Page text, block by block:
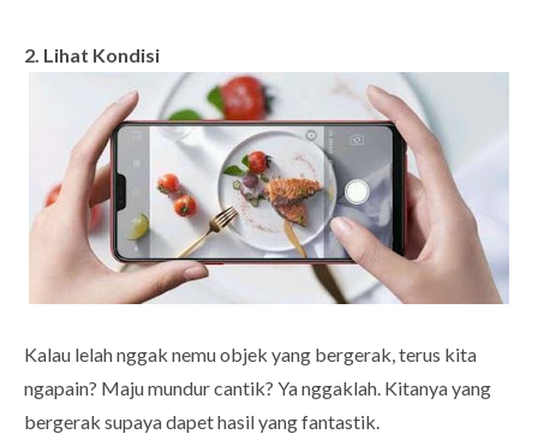
2. Lihat Kondisi
Kalau lelah nggak nemu objek yang bergerak, terus kita
ngapain? Maju mundur cantik? Ya nggaklah. Kitanya yang
bergerak supaya dapet hasil yang fantastik.